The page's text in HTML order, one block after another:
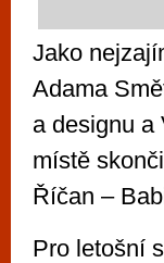
Jako
Adama
a designu a
místě
Říčan –
Pro letošní